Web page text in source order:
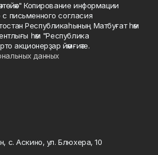
Копирование информации
письменного согласия
Республикаһының Матбуғат һәм
һәм "Республика
акционерҙар йәмғиәте.
данных
с. Аскино, ул. Блюхера, 10